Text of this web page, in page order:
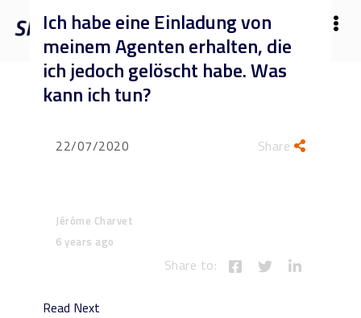
Ich habe eine Einladung von
meinem Agenten erhalten, die
ich jedoch gelöscht habe. Was
kann ich tun?
22/07/2020 Share
Jérôme Charvet
6 years ago
Share to:
Read Next